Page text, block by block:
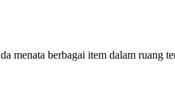
menata berbagai item dalam